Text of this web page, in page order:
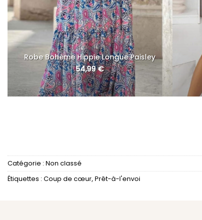
Robe Bohème Hippie Longue Paisley
54,99€
Catégorie : Non classé
Étiquettes : Coup de cœur, Prêt-à-l'envoi